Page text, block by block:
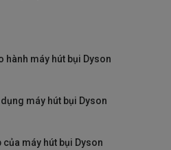
hành máy hút bụi Dyson
máy hút bụi Dyson
của máy hút bụi Dyson